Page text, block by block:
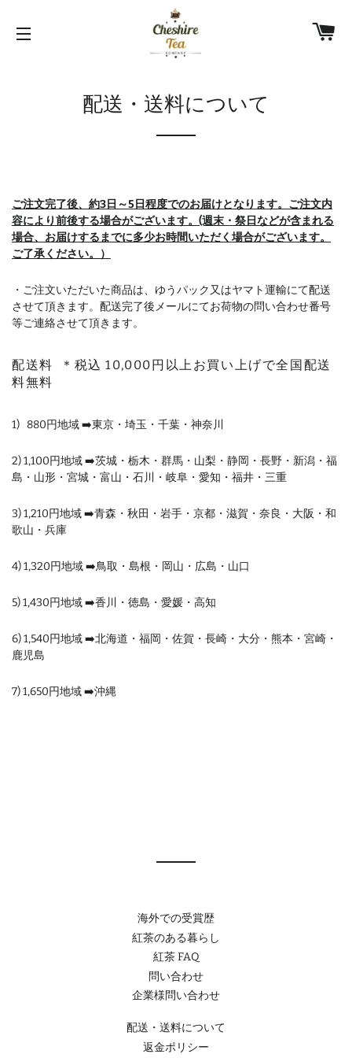
配送・送料について
ご注文完了後、約3日～5日程度でのお届けとなります。ご注文内
容により前後する場合がございます。(週末・祭日などが含まれる
場合、お届けするまでに多少お時間いただく場合がございます。
ご了承ください。）
・ご注文いただいた商品は、ゆうパック又はヤマト運輸にて配送
させて頂きます。配送完了後メールにてお荷物の問い合わせ番号
等ご連絡させて頂きます。
配送料 ＊税込10,000円以上お買い上げで全国配送
料無料
1) 880円地域 ➡️東京・埼玉・千葉・神奈川
2) 1,100円地域 ➡️茨城・栃木・群馬・山梨・静岡・長野・新潟・福
島・山形・宮城・富山・石川・岐阜・愛知・福井・三重
3) 1,210円地域 ➡️青森・秋田・岩手・京都・滋賀・奈良・大阪・和
歌山・兵庫
4) 1,320円地域 ➡️鳥取・島根・岡山・広島・山口
5) 1,430円地域 ➡️香川・徳島・愛媛・高知
6) 1,540円地域 ➡️北海道・福岡・佐賀・長崎・大分・熊本・宮崎・
鹿児島
7) 1,650円地域 ➡️沖縄
海外での受賞歴
紅茶のある暮らし
紅茶 FAQ
問い合わせ
企業様問い合わせ
配送・送料について
返金ポリシー